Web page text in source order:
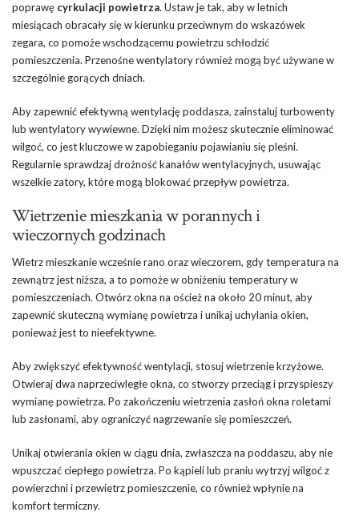
poprawę cyrkulacji powietrza. Ustaw je tak, aby w letnich
miesiącach obracały się w kierunku przeciwnym do wskazówek
zegara, co pomoże wschodzącemu powietrzu schłodzić
pomieszczenia. Przenośne wentylatory również mogą być używane w
szczególnie gorących dniach.
Aby zapewnić efektywną wentylację poddasza, zainstaluj turbowenty
lub wentylatory wywiewne. Dzięki nim możesz skutecznie eliminować
wilgoć, co jest kluczowe w zapobieganiu pojawianiu się pleśni.
Regularnie sprawdzaj drożność kanałów wentylacyjnych, usuwając
wszelkie zatory, które mogą blokować przepływ powietrza.
Wietrzenie mieszkania w porannych i
wieczornych godzinach
Wietrz mieszkanie wcześnie rano oraz wieczorem, gdy temperatura na
zewnątrz jest niższa, a to pomoże w obniżeniu temperatury w
pomieszczeniach. Otwórz okna na oścież na około 20 minut, aby
zapewnić skuteczną wymianę powietrza i unikaj uchylania okien,
ponieważ jest to nieefektywne.
Aby zwiększyć efektywność wentylacji, stosuj wietrzenie krzyżowe.
Otwieraj dwa naprzeciwległe okna, co stworzy przeciąg i przyspieszy
wymianę powietrza. Po zakończeniu wietrzenia zasłoń okna roletami
lub zasłonami, aby ograniczyć nagrzewanie się pomieszczeń.
Unikaj otwierania okien w ciągu dnia, zwłaszcza na poddaszu, aby nie
wpuszczać ciepłego powietrza. Po kąpieli lub praniu wytrzyj wilgoć z
powierzchni i przewietrz pomieszczenie, co również wpłynie na
komfort termiczny.